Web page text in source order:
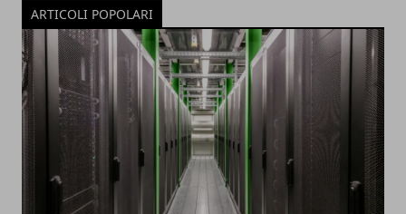
ARTICOLI POPOLARI